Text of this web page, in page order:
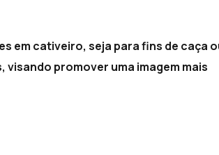
em cativeiro, seja para fins de caça
promover uma imagem mais